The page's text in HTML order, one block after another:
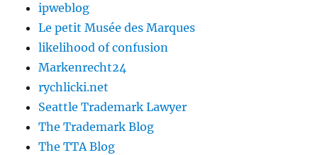
ipweblog
Le petit Musée des Marques
likelihood of confusion
Markenrecht24
rychlicki.net
Seattle Trademark Lawyer
The Trademark Blog
The TTA Blog